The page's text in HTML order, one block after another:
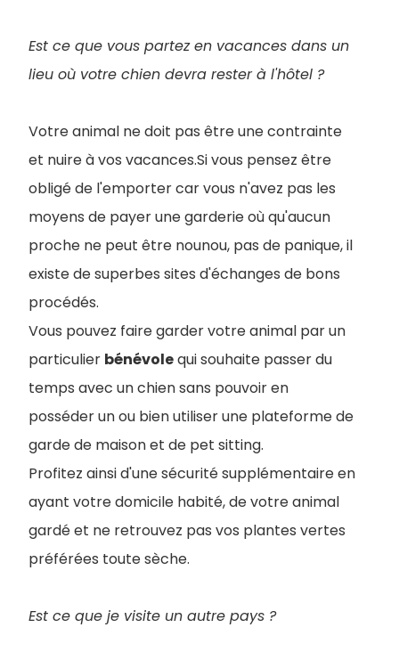
Est ce que vous partez en vacances dans un
lieu où votre chien devra rester à l'hôtel ?
Votre animal ne doit pas être une contrainte
et nuire à vos vacances.Si vous pensez être
obligé de l'emporter car vous n'avez pas les
moyens de payer une garderie où qu'aucun
proche ne peut être nounou, pas de panique, il
existe de superbes sites d'échanges de bons
procédés.
Vous pouvez faire garder votre animal par un
particulier bénévolequi souhaite passer du
temps avec un chien sans pouvoir en
posséder un ou bien utiliser une plateforme de
garde de maison et de pet sitting.
Profitez ainsi d'une sécurité supplémentaire en
ayant votre domicile habité, de votre animal
gardé et ne retrouvez pas vos plantes vertes
préférées toute sèche.
Est ce que je visite un autre pays ?